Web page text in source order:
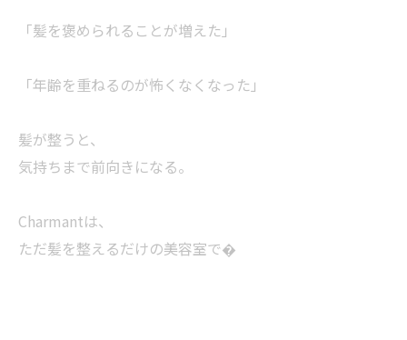
「髪を褒められることが増えた」
「年齢を重ねるのが怖くなくなった」
髪が整うと、
気持ちまで前向きになる。
Charmantは、
ただ髪を整えるだけの美容室で�